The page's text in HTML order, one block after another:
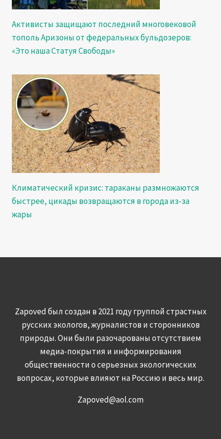
Активисты защищают последний многовековой
тополь Аризоны от федеральных бульдозеров:
«Это наша Статуя Свободы»
Климатический кризис: тараканы размножаются
быстрее, цикады возвращаются в города из-за
жары
Zapoved был создан в 2021 году группой страстных
русских экологов, журналистов и сторонников
природы. Они были разочарованы отсутствием
медиа-покрытия и информирования
общественности о серьезных экологических
вопросах, которые влияют на Россию и весь мир.
Zapoved@aol.com